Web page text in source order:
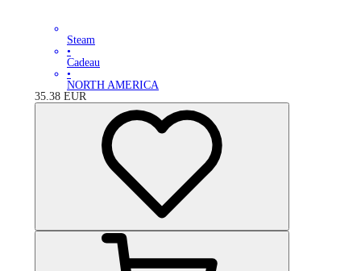
Steam
•
Cadeau
•
NORTH AMERICA
35.38 EUR